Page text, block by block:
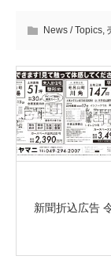
News / Topics,
新聞折込広告